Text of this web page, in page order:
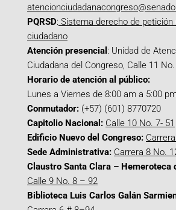
PQRSD: Sistema derecho de petición
ciudadano
Atención presencial : Unidad de
Ciudadana del Congreso, Calle 11
Horario de atención al público:
Lunes a Viernes de 8:00 am a 5:00
Conmutador: (+57) (601) 8770720
Capitolio Nacional: Calle 10 No. 7- 51
Edificio Nuevo del Congreso:
Sede Administrativa: Carrera 8 No.
Claustro Santa Clara – Hemeroteca
Calle 9 No. 8 – 92
Biblioteca Luis Carlos Galán